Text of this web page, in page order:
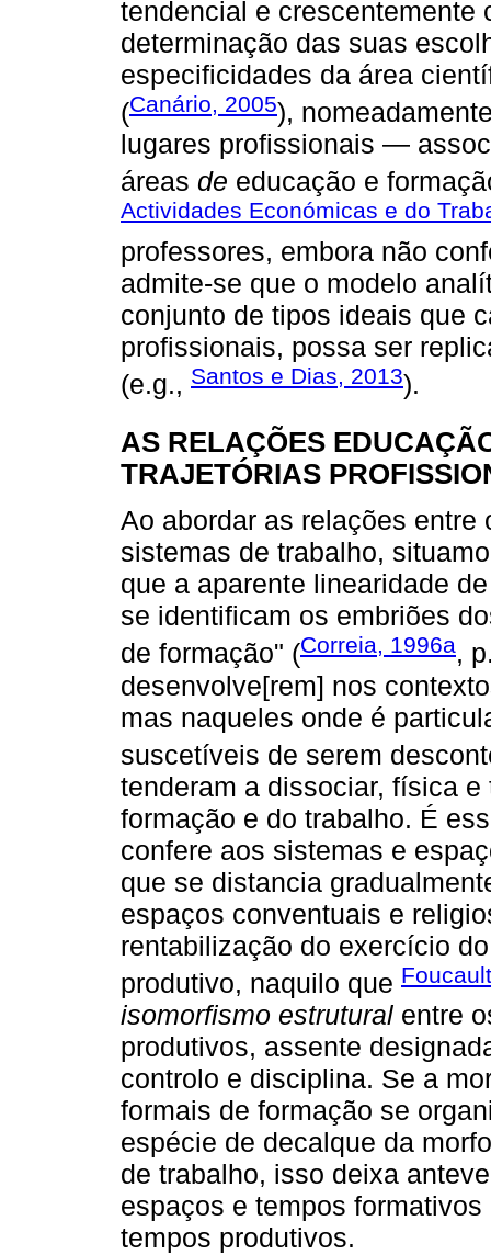
tendencial e crescentemente
determinação das suas
especificidades da área
(Canário, 2005),
lugares profissionais —
áreas de educação e
Actividades Económicas e do
professores, embora não
admite-se que o modelo
conjunto de tipos ideais que
profissionais, possa ser
(e.g., Santos e Dias, 2013).
AS RELAÇÕES
TRAJETÓRIAS
Ao abordar as relações
sistemas de trabalho,
que a aparente linearidade
se identificam os embriões
de formação" (Correia, 1996a,
desenvolve[rem] nos
mas naqueles onde é
suscetíveis de serem
tenderam a dissociar, física
formação e do trabalho. É
confere aos sistemas e
que se distancia
espaços conventuais e
rentabilização do exercício
produtivo, naquilo que
isomorfismo estrutural entre
produtivos, assente
controlo e disciplina. Se a
formais de formação se
espécie de decalque da
de trabalho, isso deixa
espaços e tempos
tempos produtivos.